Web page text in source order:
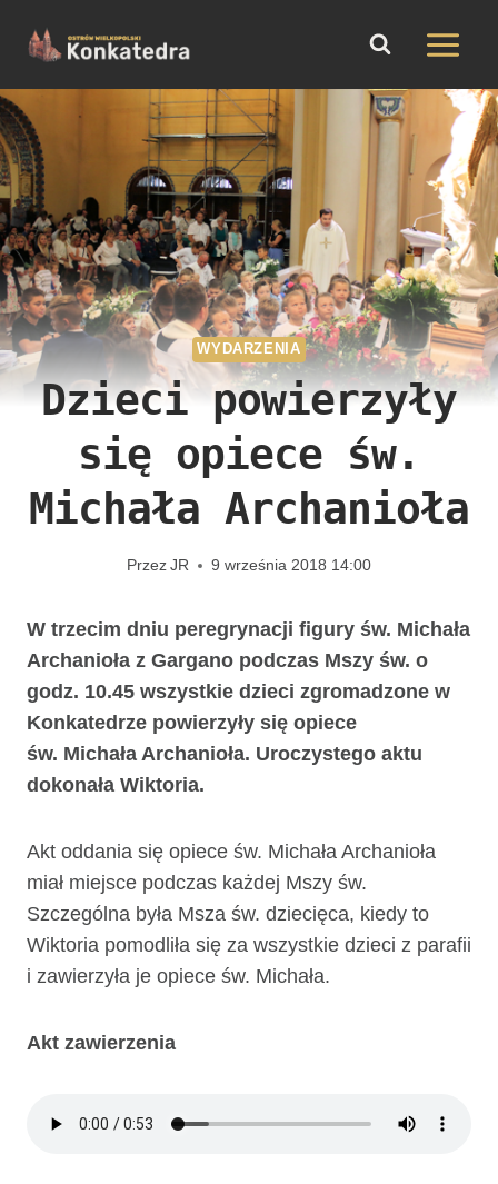
treści
WYDARZENIA
Dzieci powierzyły
się opiece św.
Michała Archanioła
PrzezJR 9 września 2018 14:00
W trzecim dniu peregrynacji figury św. Michała
Archanioła z Gargano podczas Mszy św. o
godz. 10.45 wszystkie dzieci zgromadzone w
Konkatedrze powierzyły się opiece
św. Michała Archanioła. Uroczystego aktu
dokonała Wiktoria.
Akt oddania się opiece św. Michała Archanioła
miał miejsce podczas każdej Mszy św.
Szczególna była Msza św. dziecięca, kiedy to
Wiktoria pomodliła się za wszystkie dzieci z parafii
i zawierzyła je opiece św. Michała.
Akt zawierzenia